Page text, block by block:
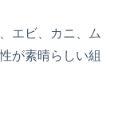
エビ、カニ、ム
が素晴らしい組